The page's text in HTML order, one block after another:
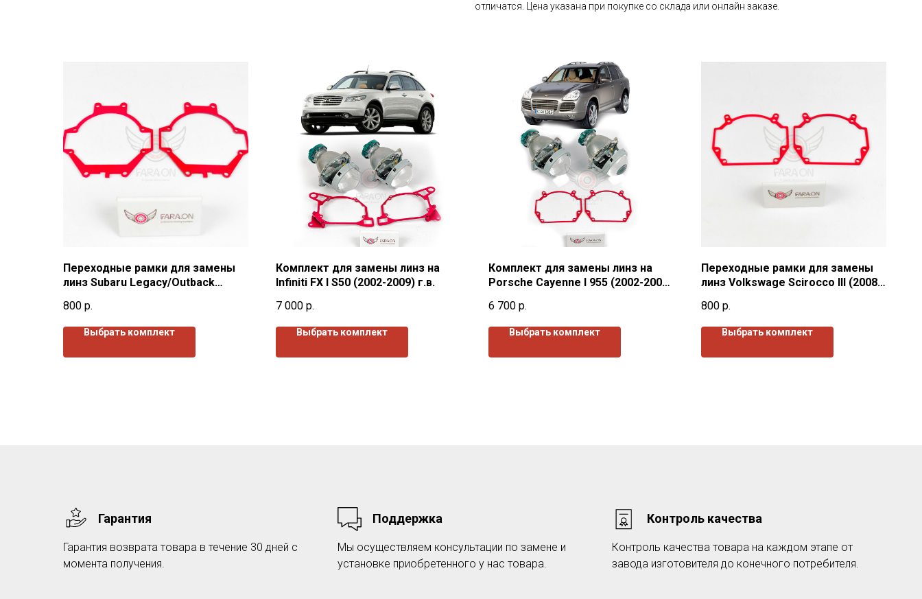
отличатся. Цена указана при покупке со склада или онлайн заказе.
Переходные рамки для замены
линз Subaru Legacy/Outback
800 р.
Выбрать комплект
Комплект для замены линз на
Infiniti FX I S50 (2002-2009) г.в.
7 000 р.
Выбрать комплект
Комплект для замены линз на
Porsche Cayenne I 955 (2002-2007)
6 700 р.
Выбрать комплект
Переходные рамки для замены
линз Volkswage Scirocco III (2008-
800 р.
Выбрать комплект
Гарантия
Гарантия возврата товара в течение 30 дней с
момента получения.
Поддержка
Мы осуществляем консультации по замене и
установке приобретенного у нас товара.
Контроль качества
Контроль качества товара на каждом этапе от
завода изготовителя до конечного потребителя.